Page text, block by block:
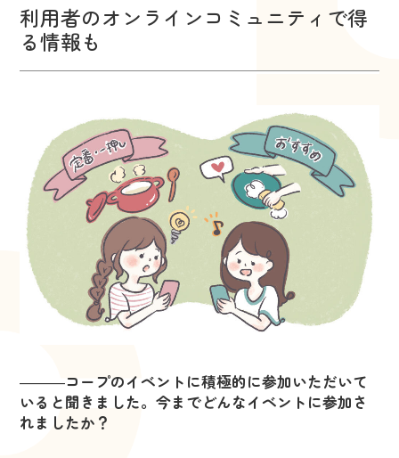
利用者のオンラインコミュニティで得
る情報も
―――コープのイベントに積極的に参加いただいて
いると聞きました。今までどんなイベントに参加さ
れましたか？